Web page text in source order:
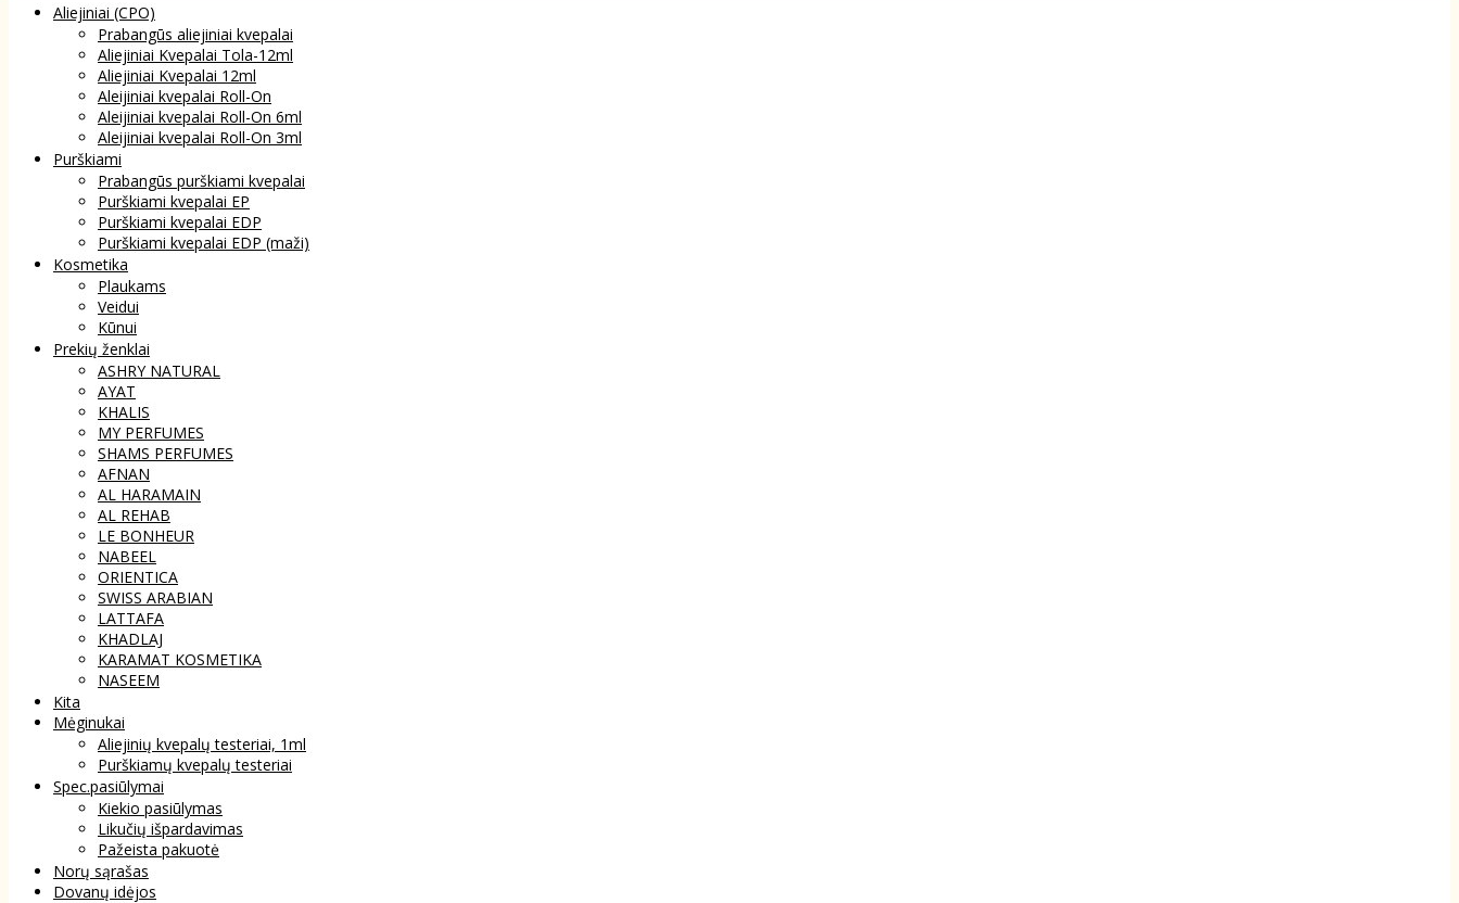
Aliejiniai (CPO)
Prabangūs aliejiniai kvepalai
Aliejiniai Kvepalai Tola-12ml
Aliejiniai Kvepalai 12ml
Aleijiniai kvepalai Roll-On
Aleijiniai kvepalai Roll-On 6ml
Aleijiniai kvepalai Roll-On 3ml
Purškiami
Prabangūs purškiami kvepalai
Purškiami kvepalai EP
Purškiami kvepalai EDP
Purškiami kvepalai EDP (maži)
Kosmetika
Plaukams
Veidui
Kūnui
Prekių ženklai
ASHRY NATURAL
AYAT
KHALIS
MY PERFUMES
SHAMS PERFUMES
AFNAN
AL HARAMAIN
AL REHAB
LE BONHEUR
NABEEL
ORIENTICA
SWISS ARABIAN
LATTAFA
KHADLAJ
KARAMAT KOSMETIKA
NASEEM
Kita
Mėginukai
Aliejinių kvepalų testeriai, 1ml
Purškiamų kvepalų testeriai
Spec.pasiūlymai
Kiekio pasiūlymas
Likučių išpardavimas
Pažeista pakuotė
Norų sąrašas
Dovanų idėjos